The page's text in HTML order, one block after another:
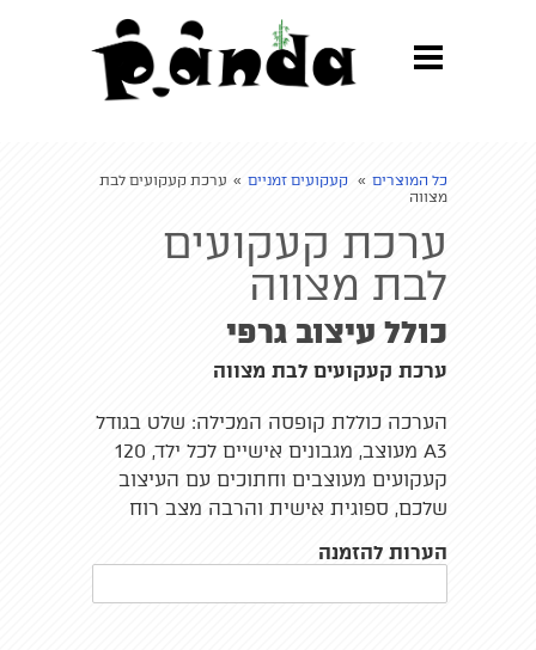
כל המוצרים » קעקועים זמניים » ערכת קעקועים לבת
מצווה
ערכת קעקועים
לבת מצווה
כולל עיצוב גרפי
ערכת קעקועים לבת מצווה
הערכה כוללת קופסה המכילה: שלט בגודל
A3 מעוצב, מגבונים אישיים לכל ילד, 120
קעקועים מעוצבים וחתוכים עם העיצוב
שלכם, ספוגית אישית והרבה מצב רוח
הערות להזמנה